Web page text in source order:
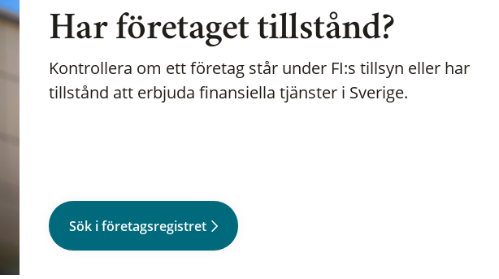
Har företaget tillstånd?
Kontrollera om ett företag står under FI:s tillsyn eller har
tillstånd att erbjuda finansiella tjänster i Sverige.
Sök i företagsregistret